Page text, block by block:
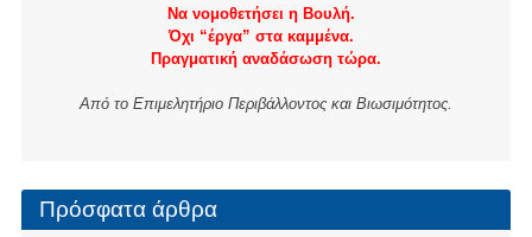
Να νομοθετήσει η Βουλή.
Όχι “έργα” στα καμμένα.
Πραγματική αναδάσωση τώρα.
Από το Επιμελητήριο Περιβάλλοντος και Βιωσιμότητος.
Πρόσφατα άρθρα